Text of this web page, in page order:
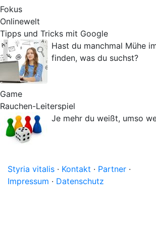
Fokus
Onlinewelt
Tipps und Tricks mit Google
Hast du manchmal Mühe
finden, was du suchst?
Game
Rauchen-Leiterspiel
Je mehr du weißt, umso
Styria vitalis · Kontakt · Partner ·
Impressum · Datenschutz